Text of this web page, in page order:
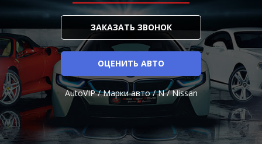
ЗАКАЗАТЬ ЗВОНОК
ОЦЕНИТЬ АВТО
AutoVIP/Марки авто/N/Nissan